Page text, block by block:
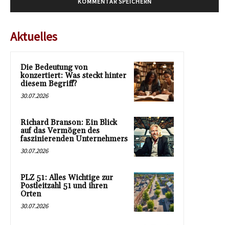
Aktuelles
Die Bedeutung von
konzertiert: Was steckt hinter
diesem Begriff?
30.07.2026
Richard Branson: Ein Blick
auf das Vermögen des
faszinierenden Unternehmers
30.07.2026
PLZ 51: Alles Wichtige zur
Postleitzahl 51 und ihren
Orten
30.07.2026